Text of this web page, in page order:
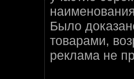
Было
товарами,
реклама не